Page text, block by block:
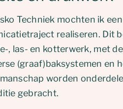
Techniek mochten ik
realiseren. Dit
, las- en kotterwerk, met
(graaf)baksystemen en
worden
gebracht.